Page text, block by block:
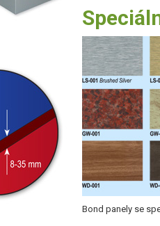
Bond panely se